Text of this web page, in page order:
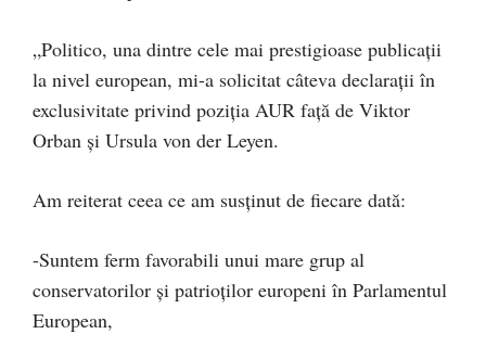
„Politico, una dintre cele mai prestigioase publicații
la nivel european, mi-a solicitat câteva declarații în
exclusivitate privind poziția AUR față de Viktor
Orban și Ursula von der Leyen.
Am reiterat ceea ce am susținut de fiecare dată:
-Suntem ferm favorabili unui mare grup al
conservatorilor și patrioților europeni în Parlamentul
European,